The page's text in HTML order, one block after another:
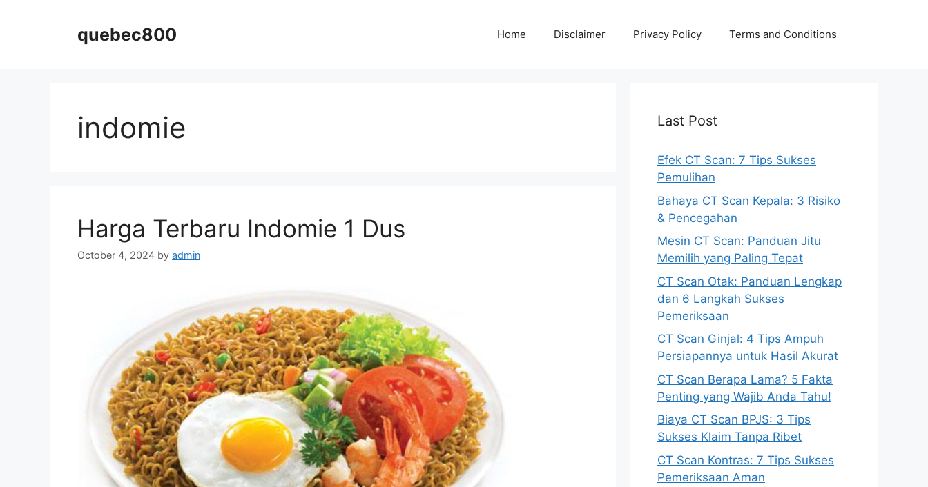
quebec800 Home Disclaimer Privacy Policy Terms and Conditions
indomie
Harga Terbaru Indomie 1 Dus
October 4, 2024 by admin
Last Post
Efek CT Scan: 7 Tips Sukses
Pemulihan
Bahaya CT Scan Kepala: 3 Risiko
& Pencegahan
Mesin CT Scan: Panduan Jitu
Memilih yang Paling Tepat
CT Scan Otak: Panduan Lengkap
dan 6 Langkah Sukses
Pemeriksaan
CT Scan Ginjal: 4 Tips Ampuh
Persiapannya untuk Hasil Akurat
CT Scan Berapa Lama? 5 Fakta
Penting yang Wajib Anda Tahu!
Biaya CT Scan BPJS: 3 Tips
Sukses Klaim Tanpa Ribet
CT Scan Kontras: 7 Tips Sukses
Pemeriksaan Aman